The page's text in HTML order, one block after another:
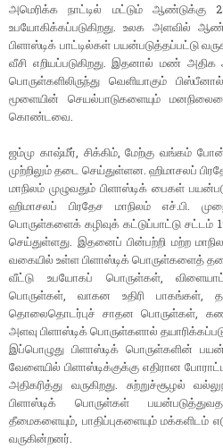
அமெரிக்க நாட்டில் மட்டும் ஆண்டுக்கு
உபயோகிக்கப்படுகிறது. உலக அளவில்
பிளாஸ்டிக் பாட்டில்கள் பயன்படுத்தப்பட்டு
வீசி எறியப்படுகிறது. இதனால் மண் அதிக
பொருள்களிலிருந்து வெளியாகும்
மூளையின் செயல்பாடுகளையும்
கொண்டவை.
ஜம்மு காஷ்மீர், சிக்கிம், மேற்கு வங்கம்
முற்றிலும் தடை செய்துள்ளன. ஹிமாசலப்
மாநிலம் முழுவதும் பிளாஸ்டிக் பைகள்
ஹிமாசலப் பிரதேச மாநிலம் எச்.பி.
பொருள்களைக் கழிவுக் கட்டுப்பாட்டு
செய்துள்ளது. இதனைப் பின்பற்றி மற்ற
வகையில் உள்ள பிளாஸ்டிக் பொருள்களைத்
வீட்டு உபயோகப் பொருள்கள்,
பொருள்கள், வாகன உதிரி பாகங்கள்,
தொலைதொடர்புச் சாதன பொருள்கள்,
அளவு பிளாஸ்டிக் பொருள்களால்
இப்பொழுது பிளாஸ்டிக் பொருள்களின்
வேளையில் பிளாஸ்டிக்குக்கு எதிரான
அதிகரித்து வருகிறது. சுற்றுச்சூழல்
பிளாஸ்டிக் பொருள்கள்
தீமைகளையும், பாதிப்புகளையும் மக்களிடம்
வருகின்றனர்.